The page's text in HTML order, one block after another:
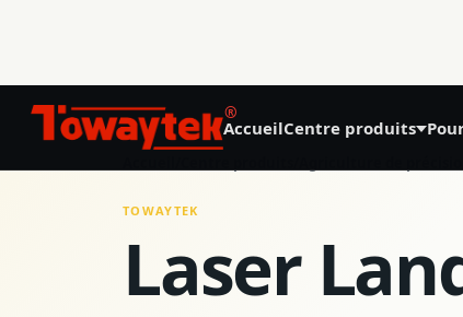
®
AccueilCentre produits
01
GNSS Land Leveling System AG808
TOWAYTEK
Laser